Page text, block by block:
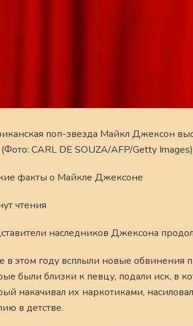
поп-звезда Майкл Джексон
(Фото: CARL DE SOUZA/AFP/Getty
факты о Майкле Джексоне
чтения
наследников Джексона
в этом году всплыли новые обвинения
были близки к певцу, подали иск, в
накачивал их наркотиками,
в детстве.